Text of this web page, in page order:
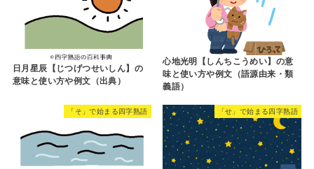
日月星辰【じつげつせいしん】の
意味と使い方や例文（出典）
心地光明【しんちこうめい】の意
味と使い方や例文（語源由来・類
義語）
「そ」で始まる四字熟語 「せ」で始まる四字熟語